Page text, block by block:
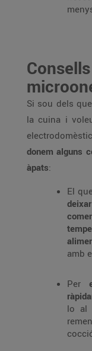
Si sou dels
la cuina i
donem alguns
àpats:
El
amb
Per
lo al